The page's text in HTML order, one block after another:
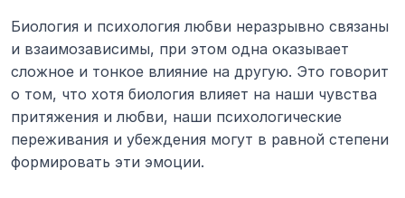
Биология и психология любви неразрывно связаны
и взаимозависимы, при этом одна оказывает
сложное и тонкое влияние на другую. Это говорит
о том, что хотя биология влияет на наши чувства
притяжения и любви, наши психологические
переживания и убеждения могут в равной степени
формировать эти эмоции.